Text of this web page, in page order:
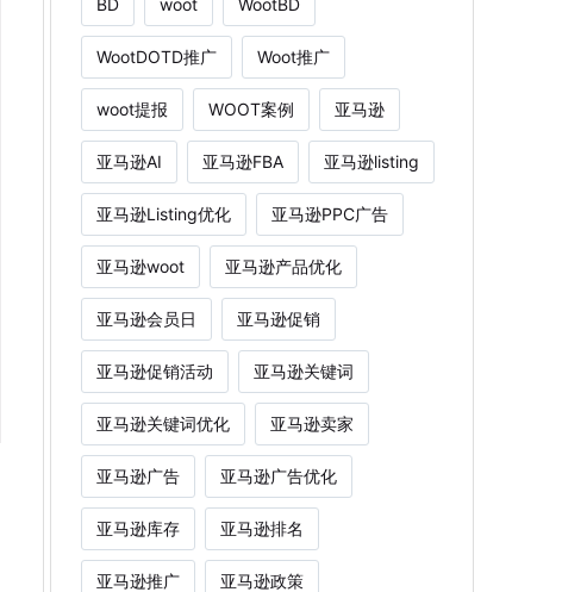
WootDOTD推广 Woot推广
woot提报 WOOT案例 亚马逊
亚马逊AI 亚马逊FBA 亚马逊listing
亚马逊Listing优化 亚马逊PPC广告
亚马逊woot 亚马逊产品优化
亚马逊会员日 亚马逊促销
亚马逊促销活动 亚马逊关键词
亚马逊关键词优化 亚马逊卖家
亚马逊广告 亚马逊广告优化
亚马逊库存 亚马逊排名
亚马逊推广 亚马逊政策